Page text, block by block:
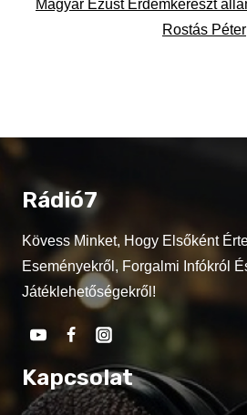
Magyar Ezüst Érdemkereszt
Rostás Péter
Rádió7
Kövess Minket, Hogy Elsőként
Eseményekről, Forgalmi Infókról
Játéklehetőségekről!
Kapcsolat